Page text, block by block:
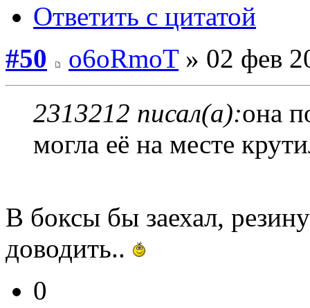
Ответить с цитатой
#50
o6oRmoT» 02 фев
2313212 писал(а):она
могла её на месте
В боксы бы заехал,
доводить..
0